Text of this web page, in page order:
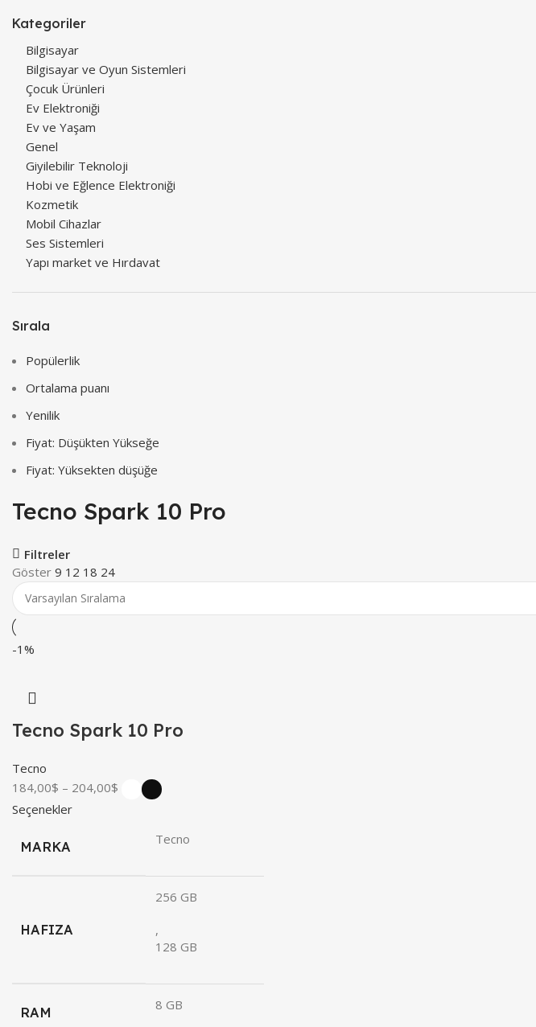
Kategoriler
Bilgisayar
Bilgisayar ve Oyun Sistemleri
Çocuk Ürünleri
Ev Elektroniği
Ev ve Yaşam
Genel
Giyilebilir Teknoloji
Hobi ve Eğlence Elektroniği
Kozmetik
Mobil Cihazlar
Ses Sistemleri
Yapı market ve Hırdavat
Sırala
Popülerlik
Ortalama puanı
Yenilik
Fiyat: Düşükten Yükseğe
Fiyat: Yüksekten düşüğe
Tecno Spark 10 Pro
Filtreler
Göster 9 12 18 24
-1%
Tecno Spark 10 Pro
Tecno
184,00$ – 204,00$
Seçenekler
MARKA Tecno
HAFIZA
256 GB
,
128 GB
RAM 8 GB